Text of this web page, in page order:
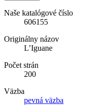
Naše katalógové číslo
606155
Originálny názov
L’Iguane
Počet strán
200
Väzba
pevná väzba